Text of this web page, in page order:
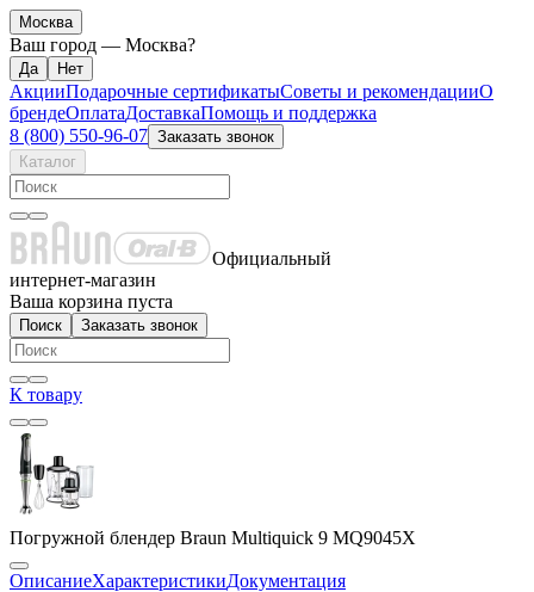
Москва
Ваш город — Москва?
АкцииПодарочные сертификатыСоветы и рекомендацииО
брендеОплатаДоставкаПомощь и поддержка
8 (800) 550-96-07 Заказать звонок
Каталог
Официальный
интернет-магазин
Ваша корзина пуста
Поиск Заказать звонок
К товару
Погружной блендер Braun Multiquick 9 MQ9045X
ОписаниеХарактеристикиДокументация